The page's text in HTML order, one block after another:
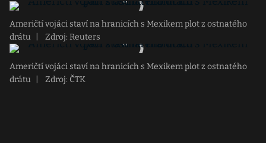
Američtí vojáci staví na hranicích s Mexikem plot z ostnatého
drátu
Zdroj: Reuters
Američtí vojáci staví na hranicích s Mexikem plot z ostnatého
drátu
Zdroj: ČTK